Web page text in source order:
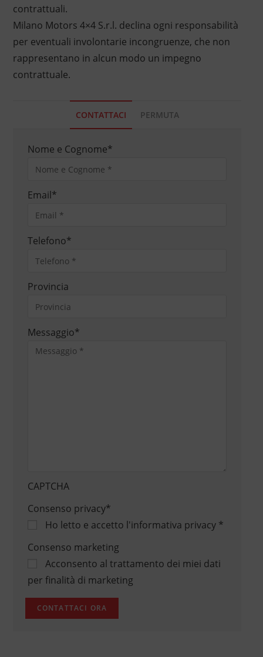
contrattuali.
Milano Motors 4×4 S.r.l. declina ogni responsabilità
per eventuali involontarie incongruenze, che non
rappresentano in alcun modo un impegno
contrattuale.
CONTATTACI PERMUTA
Nome e Cognome*
Email*
Telefono*
Provincia
Messaggio*
CAPTCHA
Consenso privacy*
Ho letto e accetto l'informativa privacy*
Consenso marketing
Acconsento al trattamento dei miei dati
per finalità di marketing